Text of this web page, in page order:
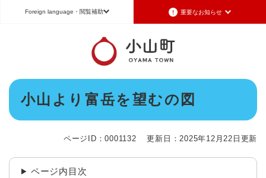
メニューを飛ばして本文へ
Foreign language ・閲覧補助 重要なお知らせ
重要なお知らせ
令和8年6月26日発生の地震被害に対する支援制度のお知らせ
2026年6月28日更新
地震による断水は6月28日午後5時に復旧しました
2026年6月28日更新
2026年6月28日更新
Foreign language
日本語（Japanese） English（英語）
中文（簡体字）
Português（ポルトガル語）
한국어（韓国語）
標準 拡大 背景色変更 白 黒 青
本
小山より富岳を望むの図
ページID：0001132 更新日：2025年12月22日更新
ページ内目次